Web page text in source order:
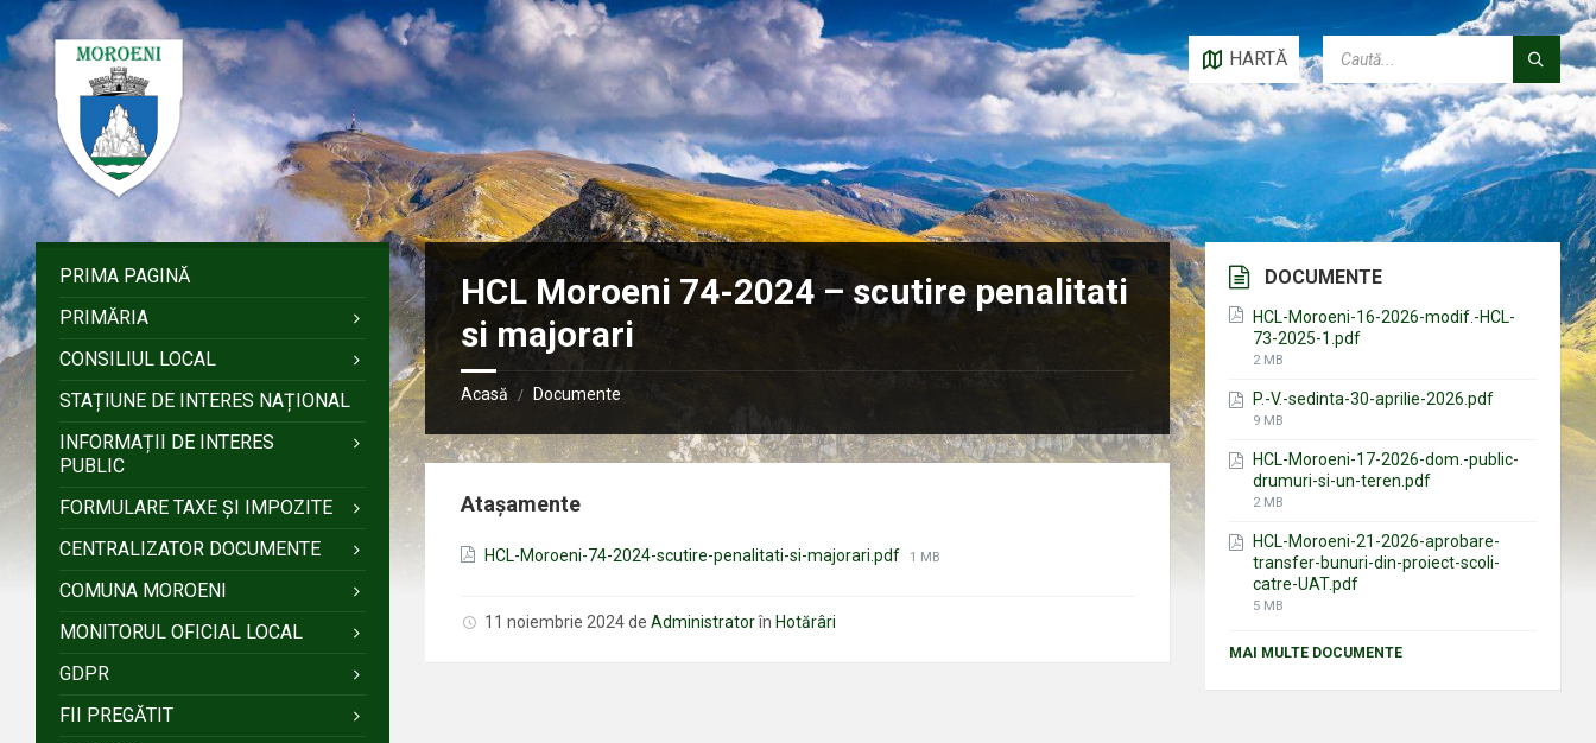
la
conținut
la
bara
laterală
stângă
la
bara
laterală
dreaptă
la
subsol
HARTĂ
HCL Moroeni 74-2024 – scutire penalitati
si majorari
Acasă / Documente
Atașamente
HCL-Moroeni-74-2024-scutire-penalitati-si-majorari.pdf Mărimea
1 MB
11 noiembrie 2024deAdministrator în Hotărâri
PRIMA PAGINĂ
PRIMĂRIA
CONSILIUL LOCAL
STAȚIUNE DE INTERES NAȚIONAL
INFORMAȚII DE INTERES
PUBLIC
FORMULARE TAXE ȘI IMPOZITE
CENTRALIZATOR DOCUMENTE
COMUNA MOROENI
MONITORUL OFICIAL LOCAL
GDPR
FII PREGĂTIT
DOCUMENTE
HCL-Moroeni-16-2026-modif.-HCL-
73-2025-1.pdf
File
2 MB
P.-V.-sedinta-30-aprilie-2026.pdf
File
9 MB
HCL-Moroeni-17-2026-dom.-public-
drumuri-si-un-teren.pdf
File
2 MB
HCL-Moroeni-21-2026-aprobare-
transfer-bunuri-din-proiect-scoli-
catre-UAT.pdf
File
5 MB
MAI MULTE DOCUMENTE